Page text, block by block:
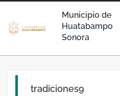
Municipio de
Huatabampo
Sonora
tradiciones9